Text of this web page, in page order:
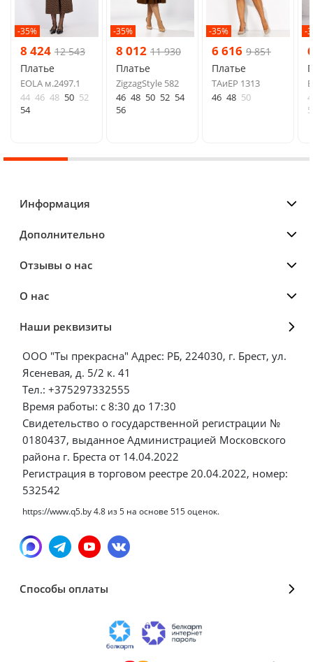
-35%
8 424 12 543
Платье
EOLA м.2497.1
44 46 48 50 52
54
-35%
8 012 11 930
Платье
ZigzagStyle 582
46 48 50 52 54
56
-35%
6 616 9 851
Платье
ТAиЕР 1313
46 48 50
-
Информация
Дополнительно
Отзывы о нас
О нас
Наши реквизиты
ООО "Ты прекрасна" Адрес: РБ, 224030, г. Брест, ул.
Ясеневая, д. 5/2 к. 41
Тел.: +375297332555
Время работы: с 8:30 до 17:30
Свидетельство о государственной регистрации №
0180437, выданное Администрацией Московского
района г. Бреста от 14.04.2022
Регистрация в торговом реестре 20.04.2022, номер:
532542
https://www.q5.by4.8 из5 на основе 515оценок.
Способы оплаты